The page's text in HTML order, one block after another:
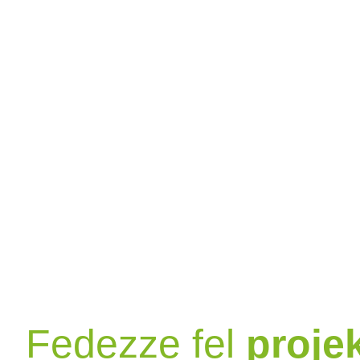
Fedezze fel